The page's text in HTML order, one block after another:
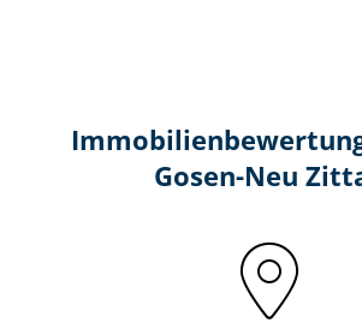
Gosen-Neu